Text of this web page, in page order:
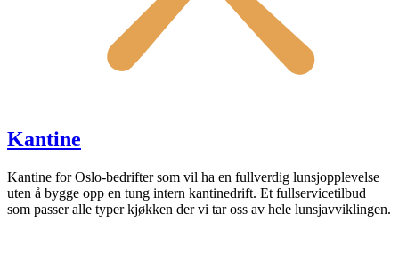
Kantine
Kantine for Oslo-bedrifter som vil ha en fullverdig lunsjopplevelse
uten å bygge opp en tung intern kantinedrift. Et fullservicetilbud
som passer alle typer kjøkken der vi tar oss av hele lunsjavviklingen.